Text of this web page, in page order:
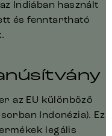
Indiában használt
és fenntartható
az EU különböző
Indonézia). Ez
legális